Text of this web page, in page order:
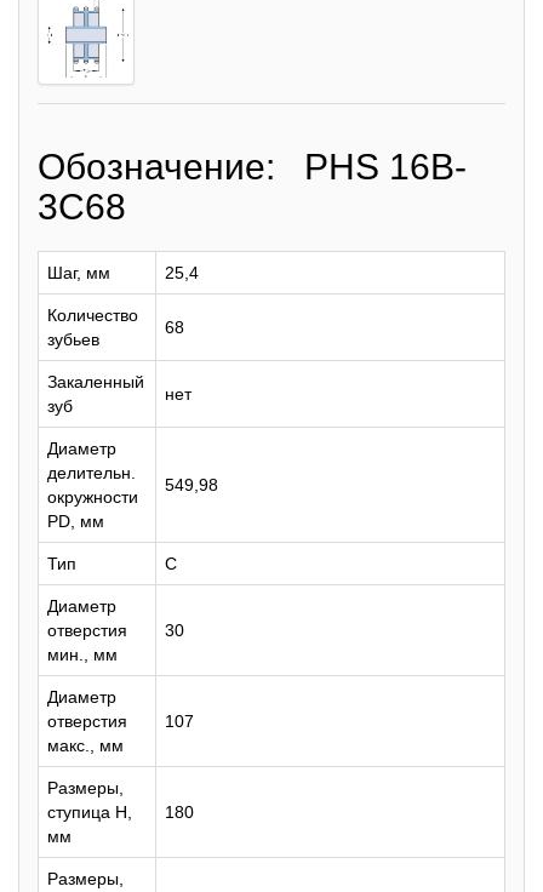
Обозначение: PHS 16B-
3C68
Шаг, мм 25,4
Количество
зубьев
68
Закаленный
зуб
нет
Диаметр
делительн.
окружности
PD, мм
549,98
Тип C
Диаметр
отверстия
мин., мм
30
Диаметр
отверстия
макс., мм
107
Размеры,
ступица H,
мм
180
Размеры,